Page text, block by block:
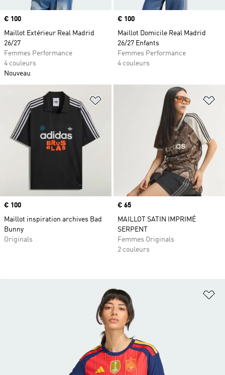
Prix
€ 100
Maillot Extérieur Real Madrid
26/27
Femmes Performance
4 couleurs
Nouveau
Prix
€ 100
Maillot Domicile Real Madrid
26/27 Enfants
Femmes Performance
4 couleurs
Ajouter à la Liste de produits
Prix
€ 100
Maillot inspiration archives Bad
Bunny
Originals
Prix
€ 65
MAILLOT SATIN IMPRIMÉ
SERPENT
Femmes Originals
2 couleurs